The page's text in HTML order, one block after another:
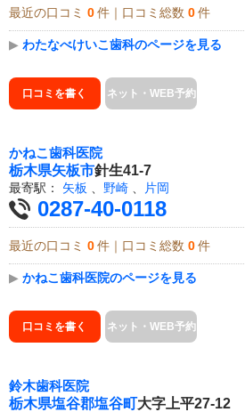
最近の口コミ 0 件｜口コミ総数 0 件
▶ わたなべけいこ歯科のページを見る
口コミを書く ネット・WEB予約
かねこ歯科医院
栃木県矢板市針生41-7
最寄駅： 矢板 野崎 片岡
0287-40-0118
最近の口コミ 0 件｜口コミ総数 0 件
▶ かねこ歯科医院のページを見る
口コミを書く ネット・WEB予約
鈴木歯科医院
栃木県塩谷郡塩谷町大字上平27-12